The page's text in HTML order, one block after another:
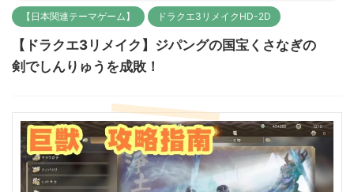
【日本関連テーマゲーム】 ドラクエ3リメイクHD-2D
【ドラクエ3リメイク】ジパングの国宝くさなぎの
剣でしんりゅうを成敗！